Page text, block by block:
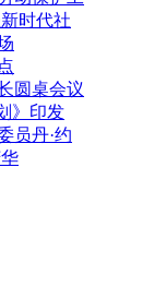
时代社
圆桌会议
》印发
员丹·约